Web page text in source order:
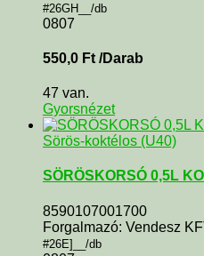
#26GH__/db
0807
550,0 Ft /Darab
47 van.
Gyorsnézet
Sörös-koktélos (U40)
SÖRÖSKORSÓ 0,5L
8590107001700
Forgalmazó: Vendesz
#26E]__/db